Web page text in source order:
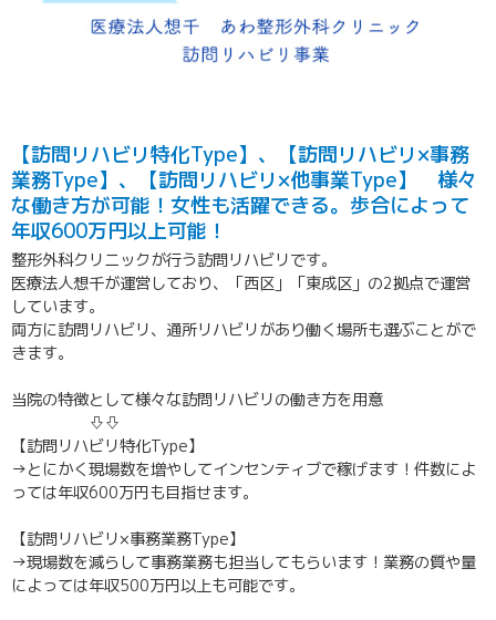
【訪問リハビリ特化Type】、【訪問リハビリ×事務
業務Type】、【訪問リハビリ×他事業Type】 様々
な働き方が可能！女性も活躍できる。歩合によって
年収600万円以上可能！
整形外科クリニックが行う訪問リハビリです。
医療法人想千が運営しており、「西区」「東成区」の2拠点で運営
しています。
両方に訪問リハビリ、通所リハビリがあり働く場所も選ぶことがで
きます。
当院の特徴として様々な訪問リハビリの働き方を用意
⇩⇩
【訪問リハビリ特化Type】
→とにかく現場数を増やしてインセンティブで稼げます！件数によ
っては年収600万円も目指せます。
【訪問リハビリ×事務業務Type】
→現場数を減らして事務業務も担当してもらいます！業務の質や量
によっては年収500万円以上も可能です。